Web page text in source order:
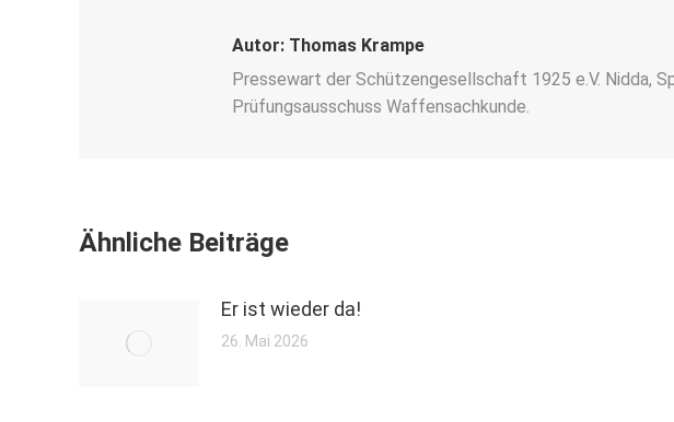
Autor: Thomas Krampe
Pressewart der Schützengesellschaft 1925 e.V. Nidda,
Prüfungsausschuss Waffensachkunde.
Ähnliche Beiträge
Er ist wieder da!
26. Mai 2026